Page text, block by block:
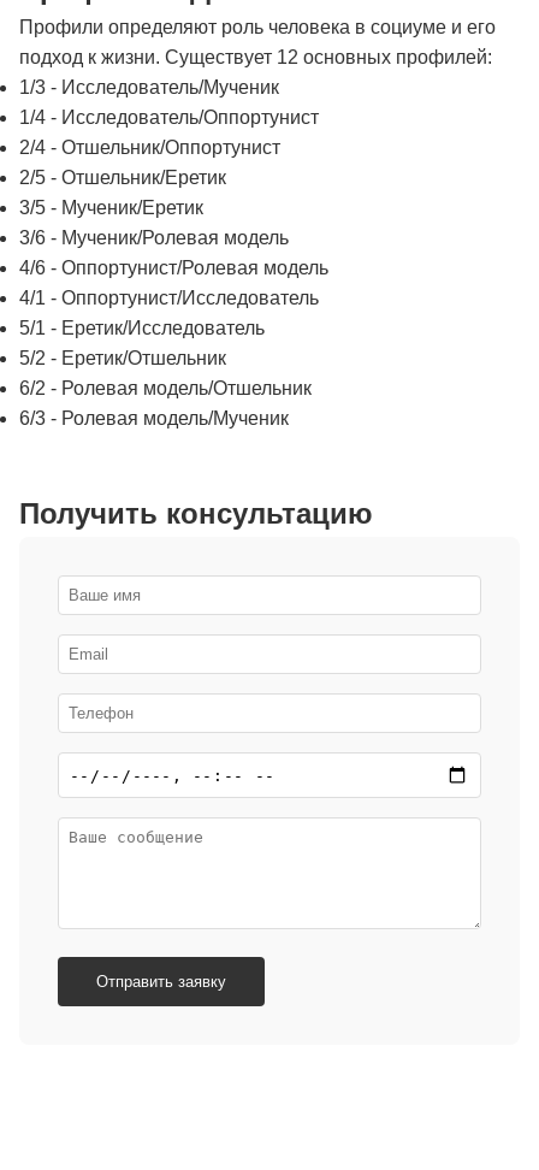
Профили определяют роль человека в социуме и его
подход к жизни. Существует 12 основных профилей:
1/3 - Исследователь/Мученик
1/4 - Исследователь/Оппортунист
2/4 - Отшельник/Оппортунист
2/5 - Отшельник/Еретик
3/5 - Мученик/Еретик
3/6 - Мученик/Ролевая модель
4/6 - Оппортунист/Ролевая модель
4/1 - Оппортунист/Исследователь
5/1 - Еретик/Исследователь
5/2 - Еретик/Отшельник
6/2 - Ролевая модель/Отшельник
6/3 - Ролевая модель/Мученик
Получить консультацию
Отправить заявку